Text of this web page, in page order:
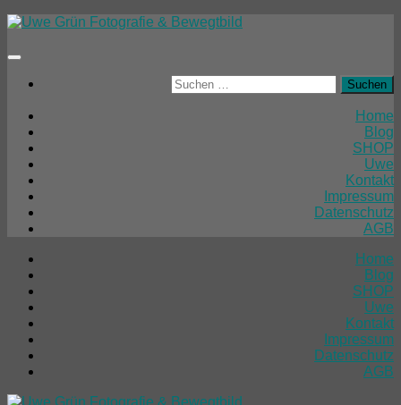
Unter
Inhalt
Suchen
nach:
Home
Blog
SHOP
Uwe
Kontakt
Impressum
Datenschutz
AGB
Home
Blog
SHOP
Uwe
Kontakt
Impressum
Datenschutz
AGB